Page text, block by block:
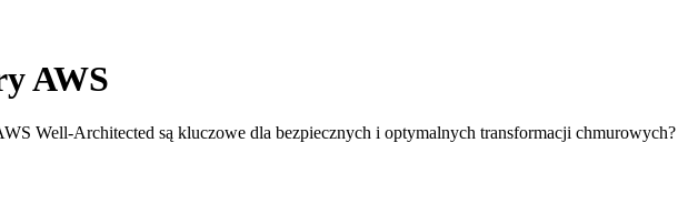
AWS
Well-Architected są kluczowe dla bezpiecznych i optymalnych transformacji chmurowych?